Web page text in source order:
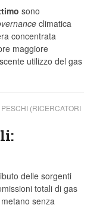
sono
climatica
concentrata
maggiore
utilizzo del gas
(RICERCATORI
delle sorgenti
totali di gas
senza